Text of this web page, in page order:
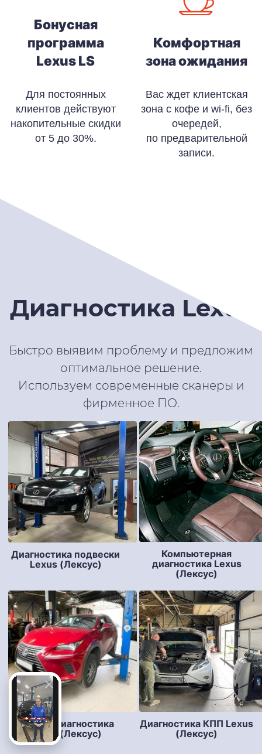
Бонусная
программа
Lexus LS
Для постоянных
клиентов действуют
накопительные скидки
от 5 до 30%.
Комфортная
зона ожидания
Вас ждет клиентская
зона с кофе и wi-fi, без
очередей,
по предварительной
записи.
Диагностика Lexus
Быстро выявим проблему и предложим
оптимальное решение.
Используем современные сканеры и
фирменное ПО.
Диагностика подвески
Lexus (Лексус)
Компьютерная
диагностика Lexus
(Лексус)
Полная диагностика
Lexus (Лексус)
Диагностика КПП Lexus
(Лексус)